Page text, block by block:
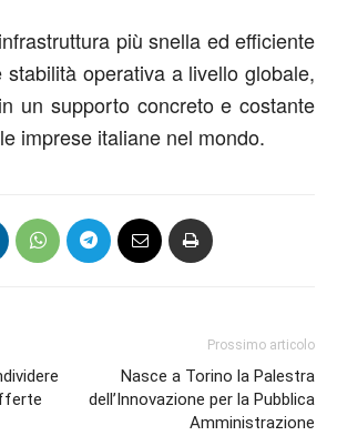
più snella ed efficiente
operativa a livello globale,
un supporto concreto e costante
imprese italiane nel mondo.
Prossimo articolo
Nasce a Torino la Palestra
dell’Innovazione per la Pubblica
Amministrazione